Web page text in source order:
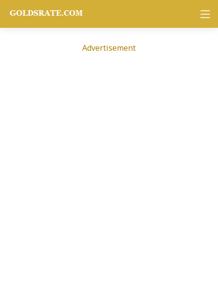
Advertisement